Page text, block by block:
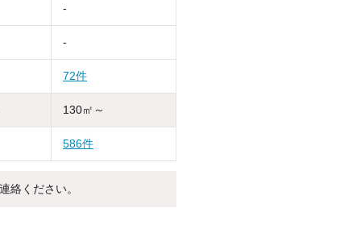
-
-
72件
130㎡～
586件
絡ください。